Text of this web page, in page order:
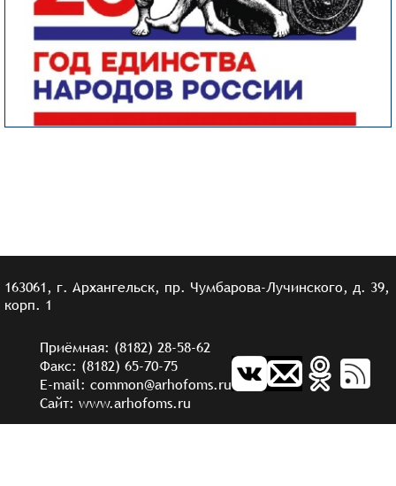
163061, г. Архангельск, пр. Чумбарова-Лучинского, д. 39,
корп. 1
Приёмная: (8182) 28-58-62
Факс: (8182) 65-70-75
E-mail: common@arhofoms.ru
Сайт: www.arhofoms.ru